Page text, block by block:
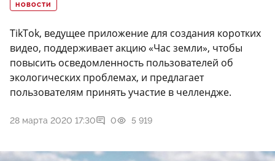
НОВОСТИ
TikTok, ведущее приложение для создания коротких
видео, поддерживает акцию «Час земли», чтобы
повысить осведомленность пользователей об
экологических проблемах, и предлагает
пользователям принять участие в челлендже.
28 марта 2020 17:30 0 5 919